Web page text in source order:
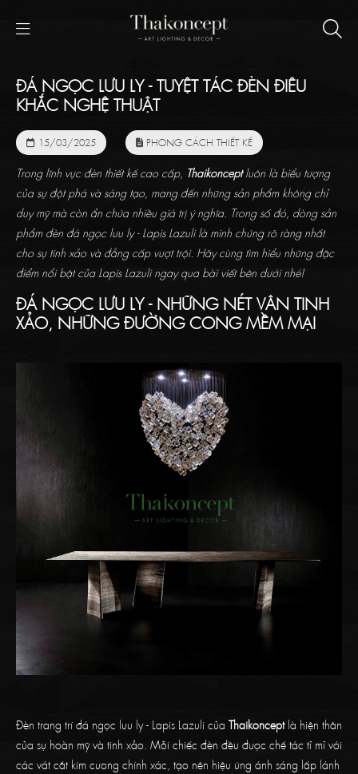
ĐÁ NGỌC LƯU LY - TUYỆT TÁC ĐÈN ĐIÊU
KHẮC NGHỆ THUẬT
15/03/2025 PHONG CÁCH THIẾT KẾ
Trong lĩnh vực đèn thiết kế cao cấp, Thaikonceptluôn là biểu tượng
của sự đột phá và sáng tạo, mang đến những sản phẩm không chỉ
duy mỹ mà còn ẩn chứa nhiều giá trị ý nghĩa. Trong số đó, dòng sản
phẩm đèn đá ngọc lưu ly - Lapis Lazuli là minh chứng rõ ràng nhất
cho sự tinh xảo và đẳng cấp vượt trội. Hãy cùng tìm hiểu những đặc
điểm nổi bật của Lapis Lazuli ngay qua bài viết bên dưới nhé!
ĐÁ NGỌC LƯU LY - NHỮNG NÉT VÂN TINH
XẢO, NHỮNG ĐƯỜNG CONG MỀM MẠI
Đèn trang trí đá ngọc lưu ly - Lapis Lazuli của Thaikonceptlà hiện thân
của sự hoàn mỹ và tinh xảo. Mỗi chiếc đèn đều được chế tác tỉ mỉ với
các vát cắt kim cương chính xác, tạo nên hiệu ứng ánh sáng lấp lánh